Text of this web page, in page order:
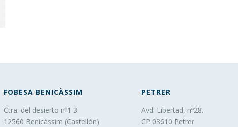
FOBESA BENICÀSSIM
Ctra. del desierto nº1 3
12560 Benicàssim (Castellón)
PETRER
Avd. Libertad, nº28.
CP 03610 Petrer